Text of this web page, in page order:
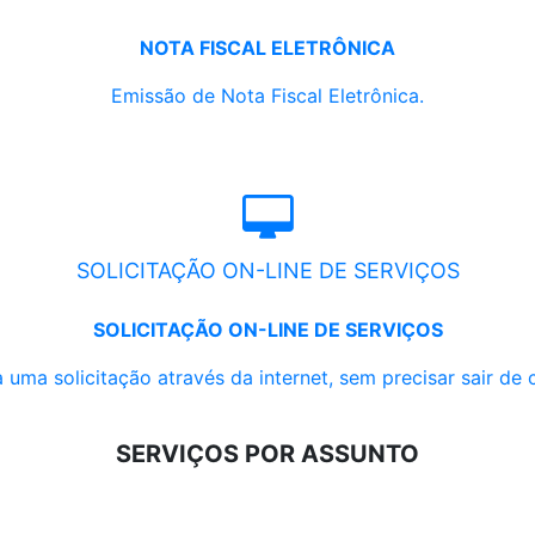
NOTA FISCAL ELETRÔNICA
Emissão de Nota Fiscal Eletrônica.
SOLICITAÇÃO ON-LINE DE SERVIÇOS
SOLICITAÇÃO ON-LINE DE SERVIÇOS
uma solicitação através da internet, sem precisar sair de
SERVIÇOS POR ASSUNTO